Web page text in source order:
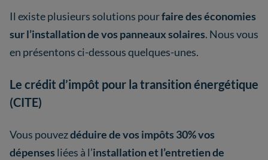
Il existe plusieurs solutions pourfaire des économies
sur l’installation de vos panneaux solaires. Nous vous
en présentons ci-dessous quelques-unes.
Le crédit d’impôt pour la transition énergétique
(CITE)
Vous pouvezdéduire de vos impôts 30% vos
dépenses liées à l’installation et l’entretien de